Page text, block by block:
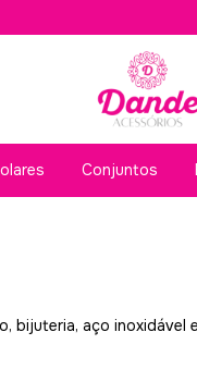
Conjuntos
aço inoxidável